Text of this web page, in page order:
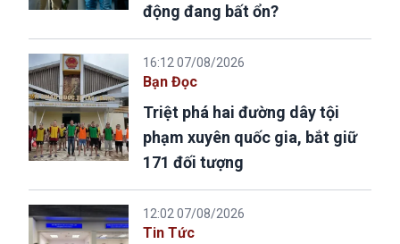
động đang bất ổn?
16:12 07/08/2026
Bạn Đọc
Triệt phá hai đường dây tội
phạm xuyên quốc gia, bắt giữ
171 đối tượng
12:02 07/08/2026
Tin Tức